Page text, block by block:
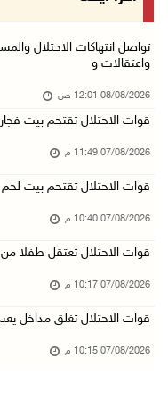
بعد تجديد منع زيارات
الرئاسة ترحب بإطلاق
07/آب/2026 06:17 م
(محدث) نابلس: إصابة
07/آب/2026 06:04 م
الرئاسة ترحب باتفاقية
بيروت: اللجنة الفنية
07/آب/2026 03:31 م
تواصل انتهاكات الاحتلال
واعتقالات و
08/08/2026 12:01 ص
قوات الاحتلال تقتحم بيت
07/08/2026 11:49 م
قوات الاحتلال تقتحم بيت لحم
07/08/2026 10:40 م
قوات الاحتلال تعتقل طفلا
07/08/2026 10:17 م
قوات الاحتلال تغلق مداخل
07/08/2026 10:15 م